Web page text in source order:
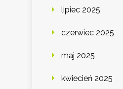
lipiec 2025
czerwiec 2025
maj 2025
kwiecień 2025